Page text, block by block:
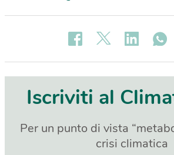
Iscriviti al
Per un punto di vista
crisi climatica